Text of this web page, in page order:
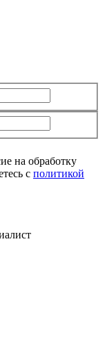
на обработку
с политикой